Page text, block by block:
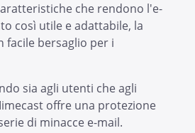
che rendono l'e-
così utile e adattabile, la
facile bersaglio per i
sia agli utenti che agli
offre una protezione
di minacce e-mail.